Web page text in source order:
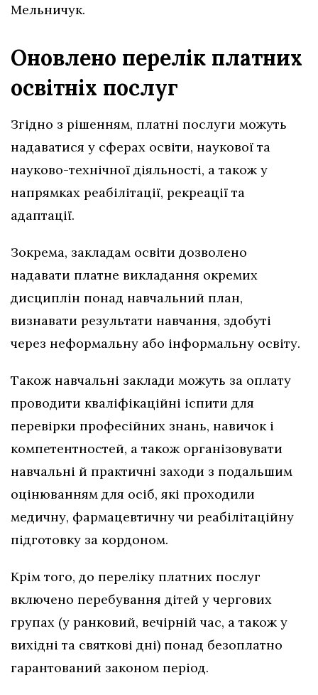
Мельничук.
Оновлено перелік платних
освітніх послуг
Згідно з рішенням, платні послуги можуть
надаватися у сферах освіти, наукової та
науково-технічної діяльності, а також у
напрямках реабілітації, рекреації та
адаптації.
Зокрема, закладам освіти дозволено
надавати платне викладання окремих
дисциплін понад навчальний план,
визнавати результати навчання, здобуті
через неформальну або інформальну освіту.
Також навчальні заклади можуть за оплату
проводити кваліфікаційні іспити для
перевірки професійних знань, навичок і
компетентностей, а також організовувати
навчальні й практичні заходи з подальшим
оцінюванням для осіб, які проходили
медичну, фармацевтичну чи реабілітаційну
підготовку за кордоном.
Крім того, до переліку платних послуг
включено перебування дітей у чергових
групах (у ранковий, вечірній час, а також у
вихідні та святкові дні) понад безоплатно
гарантований законом період.